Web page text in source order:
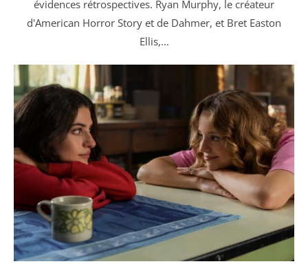
évidences rétrospectives. Ryan Murphy, le créateur
d'American Horror Story et de Dahmer, et Bret Easton
Ellis,...